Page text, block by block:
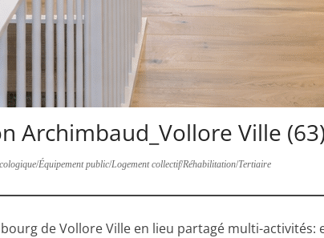
Archimbaud_Vollore Ville
/Équipement public/Logement collectif/Réhabilitation/Tertiaire
de Vollore Ville en lieu partagé multi-